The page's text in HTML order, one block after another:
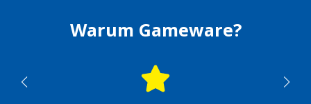
Warum Gameware?